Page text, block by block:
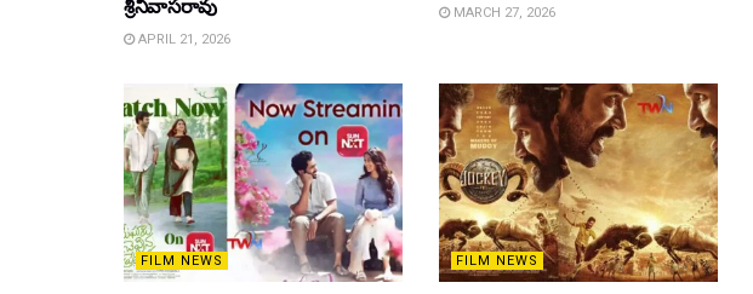
శ్రీనివాసరావు
APRIL 21, 2026
MARCH 27, 2026
FILM NEWS FILM NEWS